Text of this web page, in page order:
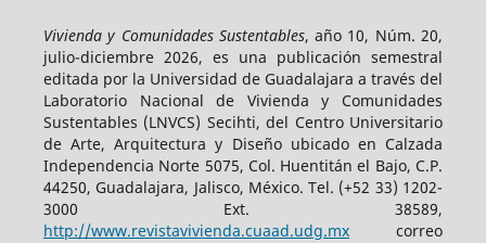
Vivienda y Comunidades Sustentables, año 10, Núm. 20,
julio-diciembre 2026, es una publicación semestral
editada por la Universidad de Guadalajara a través del
Laboratorio Nacional de Vivienda y Comunidades
Sustentables (LNVCS) Secihti, del Centro Universitario
de Arte, Arquitectura y Diseño ubicado en Calzada
Independencia Norte 5075, Col. Huentitán el Bajo, C.P.
44250, Guadalajara, Jalisco, México. Tel. (+52 33) 1202-
3000 Ext. 38589,
http://www.revistavivienda.cuaad.udg.mxcorreo